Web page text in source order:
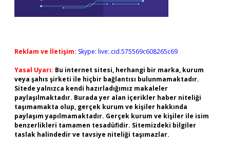
Reklam ve İletişim: Skype: live:.cid.575569c608265c69
Yasal Uyarı: Bu internet sitesi, herhangi bir marka, kurum
veya şahıs şirketi ile hiçbir bağlantısı bulunmamaktadır.
Sitede yalnızca kendi hazırladığımız makaleler
paylaşılmaktadır. Burada yer alan içerikler haber niteliği
taşımamakta olup, gerçek kurum ve kişiler hakkında
paylaşım yapılmamaktadır. Gerçek kurum ve kişiler ile isim
benzerlikleri tamamen tesadüfidir. Sitemizdeki bilgiler
taslak halindedir ve tavsiye niteliği taşımazlar.